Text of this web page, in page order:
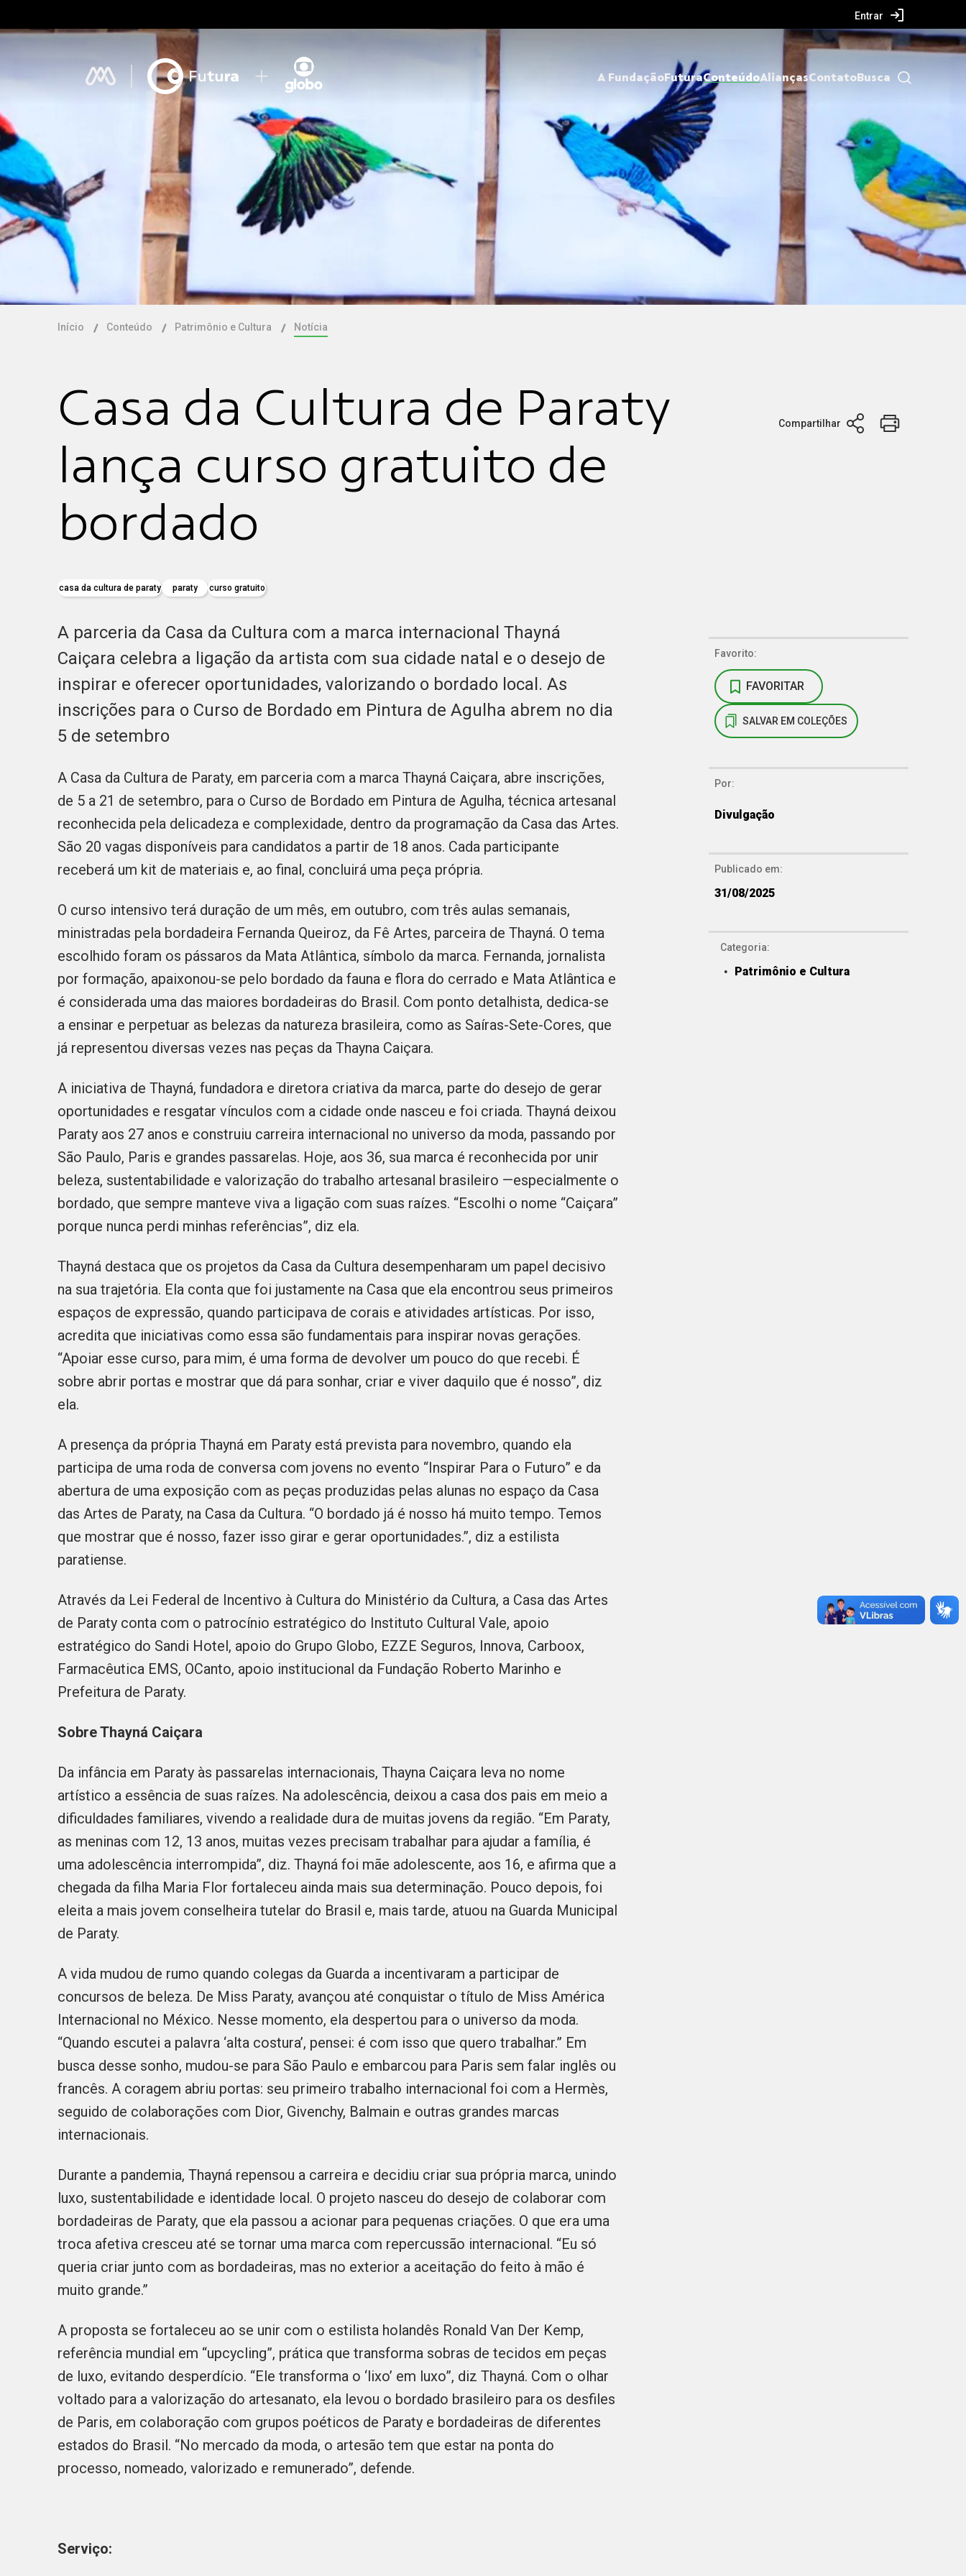
Entrar
A FundaçãoFuturaConteúdoAliançasContatoBusca
Início Conteúdo Patrimônio e Cultura Notícia
Casa da Cultura de Paraty
lança curso gratuito de
bordado
casa da cultura de paraty paraty curso gratuito
Compartilhar
A parceria da Casa da Cultura com a marca internacional Thayná
Caiçara celebra a ligação da artista com sua cidade natal e o desejo de
inspirar e oferecer oportunidades, valorizando o bordado local. As
inscrições para o Curso de Bordado em Pintura de Agulha abrem no dia
5 de setembro
A Casa da Cultura de Paraty, em parceria com a marca Thayná Caiçara, abre inscrições,
de 5 a 21 de setembro, para o Curso de Bordado em Pintura de Agulha, técnica artesanal
reconhecida pela delicadeza e complexidade, dentro da programação da Casa das Artes.
São 20 vagas disponíveis para candidatos a partir de 18 anos. Cada participante
receberá um kit de materiais e, ao final, concluirá uma peça própria.
O curso intensivo terá duração de um mês, em outubro, com três aulas semanais,
ministradas pela bordadeira Fernanda Queiroz, da Fê Artes, parceira de Thayná. O tema
escolhido foram os pássaros da Mata Atlântica, símbolo da marca. Fernanda, jornalista
por formação, apaixonou-se pelo bordado da fauna e flora do cerrado e Mata Atlântica e
é considerada uma das maiores bordadeiras do Brasil. Com ponto detalhista, dedica-se
a ensinar e perpetuar as belezas da natureza brasileira, como as Saíras-Sete-Cores, que
já representou diversas vezes nas peças da Thayna Caiçara.
A iniciativa de Thayná, fundadora e diretora criativa da marca, parte do desejo de gerar
oportunidades e resgatar vínculos com a cidade onde nasceu e foi criada. Thayná deixou
Paraty aos 27 anos e construiu carreira internacional no universo da moda, passando por
São Paulo, Paris e grandes passarelas. Hoje, aos 36, sua marca é reconhecida por unir
beleza, sustentabilidade e valorização do trabalho artesanal brasileiro —especialmente o
bordado, que sempre manteve viva a ligação com suas raízes. “Escolhi o nome “Caiçara”
porque nunca perdi minhas referências”, diz ela.
Thayná destaca que os projetos da Casa da Cultura desempenharam um papel decisivo
na sua trajetória. Ela conta que foi justamente na Casa que ela encontrou seus primeiros
espaços de expressão, quando participava de corais e atividades artísticas. Por isso,
acredita que iniciativas como essa são fundamentais para inspirar novas gerações.
“Apoiar esse curso, para mim, é uma forma de devolver um pouco do que recebi. É
sobre abrir portas e mostrar que dá para sonhar, criar e viver daquilo que é nosso”, diz
ela.
A presença da própria Thayná em Paraty está prevista para novembro, quando ela
participa de uma roda de conversa com jovens no evento “Inspirar Para o Futuro” e da
abertura de uma exposição com as peças produzidas pelas alunas no espaço da Casa
das Artes de Paraty, na Casa da Cultura. “O bordado já é nosso há muito tempo. Temos
que mostrar que é nosso, fazer isso girar e gerar oportunidades.”, diz a estilista
paratiense.
Através da Lei Federal de Incentivo à Cultura do Ministério da Cultura, a Casa das Artes
de Paraty conta com o patrocínio estratégico do Instituto Cultural Vale, apoio
estratégico do Sandi Hotel, apoio do Grupo Globo, EZZE Seguros, Innova, Carboox,
Farmacêutica EMS, OCanto, apoio institucional da Fundação Roberto Marinho e
Prefeitura de Paraty.
Sobre Thayná Caiçara
Da infância em Paraty às passarelas internacionais, Thayna Caiçara leva no nome
artístico a essência de suas raízes. Na adolescência, deixou a casa dos pais em meio a
dificuldades familiares, vivendo a realidade dura de muitas jovens da região. “Em Paraty,
as meninas com 12, 13 anos, muitas vezes precisam trabalhar para ajudar a família, é
uma adolescência interrompida”, diz. Thayná foi mãe adolescente, aos 16, e afirma que a
chegada da filha Maria Flor fortaleceu ainda mais sua determinação. Pouco depois, foi
eleita a mais jovem conselheira tutelar do Brasil e, mais tarde, atuou na Guarda Municipal
de Paraty.
A vida mudou de rumo quando colegas da Guarda a incentivaram a participar de
concursos de beleza. De Miss Paraty, avançou até conquistar o título de Miss América
Internacional no México. Nesse momento, ela despertou para o universo da moda.
“Quando escutei a palavra ‘alta costura’, pensei: é com isso que quero trabalhar.” Em
busca desse sonho, mudou-se para São Paulo e embarcou para Paris sem falar inglês ou
francês. A coragem abriu portas: seu primeiro trabalho internacional foi com a Hermès,
seguido de colaborações com Dior, Givenchy, Balmain e outras grandes marcas
internacionais.
Durante a pandemia, Thayná repensou a carreira e decidiu criar sua própria marca, unindo
luxo, sustentabilidade e identidade local. O projeto nasceu do desejo de colaborar com
bordadeiras de Paraty, que ela passou a acionar para pequenas criações. O que era uma
troca afetiva cresceu até se tornar uma marca com repercussão internacional. “Eu só
queria criar junto com as bordadeiras, mas no exterior a aceitação do feito à mão é
muito grande.”
A proposta se fortaleceu ao se unir com o estilista holandês Ronald Van Der Kemp,
referência mundial em “upcycling”, prática que transforma sobras de tecidos em peças
de luxo, evitando desperdício. “Ele transforma o ‘lixo’ em luxo”, diz Thayná. Com o olhar
voltado para a valorização do artesanato, ela levou o bordado brasileiro para os desfiles
de Paris, em colaboração com grupos poéticos de Paraty e bordadeiras de diferentes
estados do Brasil. “No mercado da moda, o artesão tem que estar na ponta do
processo, nomeado, valorizado e remunerado”, defende.
Serviço:
Favorito:
FAVORITAR
SALVAR EM COLEÇÕES
Por:
Divulgação
Publicado em:
31/08/2025
Categoria:
Patrimônio e Cultura